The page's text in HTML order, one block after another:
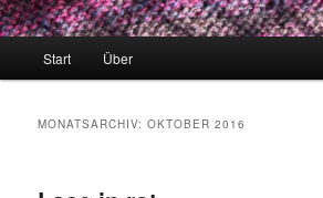
Start Über
MONATSARCHIV:OKTOBER 2016